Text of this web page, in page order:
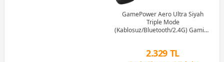
GamePower Aero Ultra Siyah
Triple Mode
(Kablosuz/Bluetooth/2.4G) Gaming
2.329 TL
Peşin Fiyatına 3 Taksit